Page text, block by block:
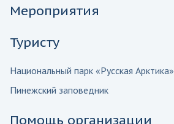
Мероприятия
Туристу
Национальный парк «Русская Арктика»
Пинежский заповедник
Помощь организации